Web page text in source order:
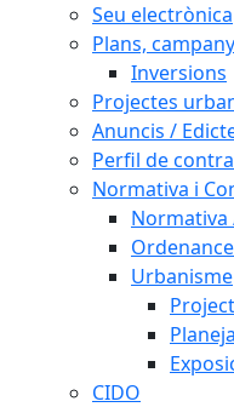
Seu electrònica
Plans,
Inversions
Projectes
Anuncis /
Perfil de
Normativa i
Normativa
Urbanisme
CIDO